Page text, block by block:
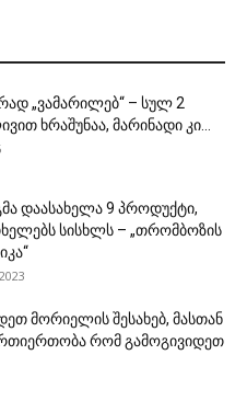
„ვამარილებ“ – სულ 2
ხრაშუნაა, მარინადი კი...
დაასახელა 9 პროდუქტი,
სისხლს – „თრომბოზის
მორიელის შესახებ, მასთან
რომ გამოგივიდეთ